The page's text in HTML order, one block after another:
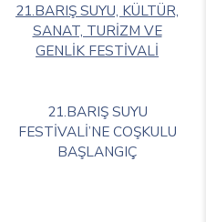
21.BARIŞ SUYU, KÜLTÜR,
SANAT, TURİZM VE
GENLİK FESTİVALİ
21.BARIŞ SUYU
FESTİVALİ’NE COŞKULU
BAŞLANGIÇ